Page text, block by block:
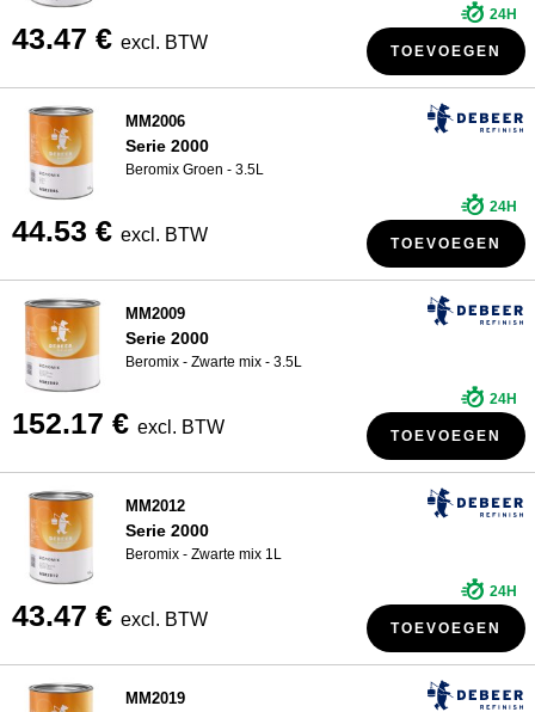
43.47 € excl. BTW
24H
TOEVOEGEN
MM2006
Serie 2000
Beromix Groen - 3.5L
44.53 € excl. BTW
24H
TOEVOEGEN
MM2009
Serie 2000
Beromix - Zwarte mix - 3.5L
152.17 € excl. BTW
24H
TOEVOEGEN
MM2012
Serie 2000
Beromix - Zwarte mix 1L
43.47 € excl. BTW
24H
TOEVOEGEN
MM2019